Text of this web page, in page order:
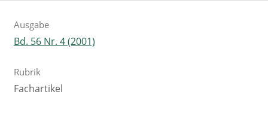
Ausgabe
Bd. 56 Nr. 4 (2001)
Rubrik
Fachartikel